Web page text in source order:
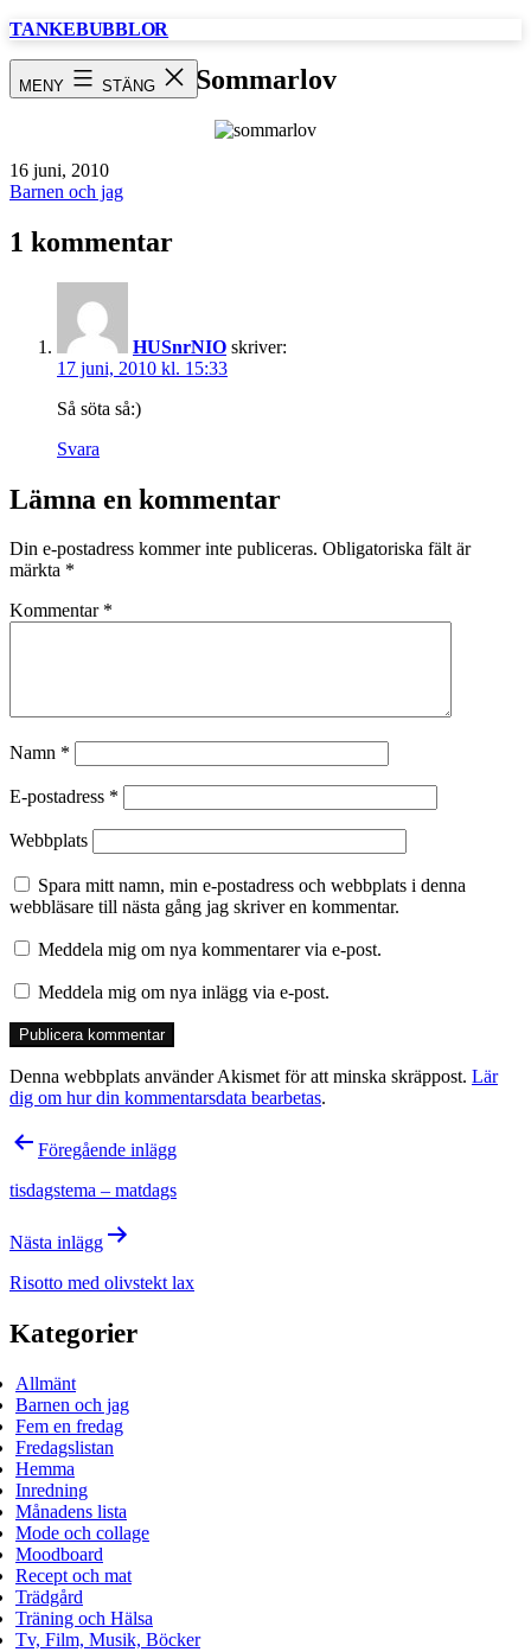
Hoppa
TANKEBUBBLOR
MENY STÄNG Sommarlov
Publicerat
den
16 juni, 2010
Kategoriserat
Barnen och jag
1 kommentar
HUSnrNIO skriver:
17 juni, 2010 kl. 15:33
Så söta så:)
Svara
Lämna en kommentar
Din e-postadress kommer inte publiceras. Obligatoriska fält är
märkta *
Kommentar *
Namn *
E-postadress *
Webbplats
Spara mitt namn, min e-postadress och webbplats i denna
webbläsare till nästa gång jag skriver en kommentar.
Meddela mig om nya kommentarer via e-post.
Meddela mig om nya inlägg via e-post.
Denna webbplats använder Akismet för att minska skräppost. Lär
dig om hur din kommentarsdata bearbetas.
Inläggsnavigering
Föregående inlägg
tisdagstema – matdags
Nästa inlägg
Risotto med olivstekt lax
Kategorier
Allmänt
Barnen och jag
Fem en fredag
Fredagslistan
Hemma
Inredning
Månadens lista
Mode och collage
Moodboard
Recept och mat
Trädgård
Träning och Hälsa
Tv, Film, Musik, Böcker